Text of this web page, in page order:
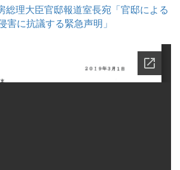
総理大臣官邸報道室長宛「官邸による
害に抗議する緊急声明」